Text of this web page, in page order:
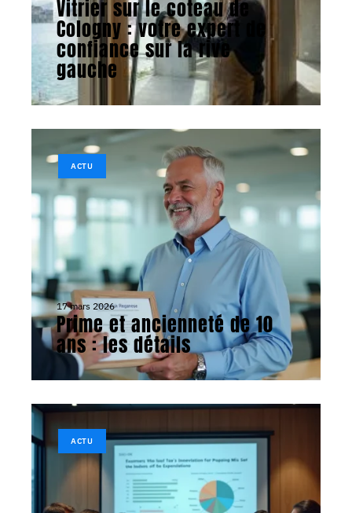
Vitrier sur le coteau de
Cologny : votre expert de
confiance sur la rive
gauche
ACTU
17 mars 2026
Prime et ancienneté de 10
ans : les détails
ACTU